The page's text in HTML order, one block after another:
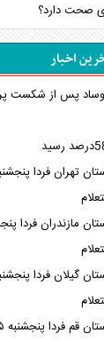
صحت دارد؟
اخبار
پس از شکست